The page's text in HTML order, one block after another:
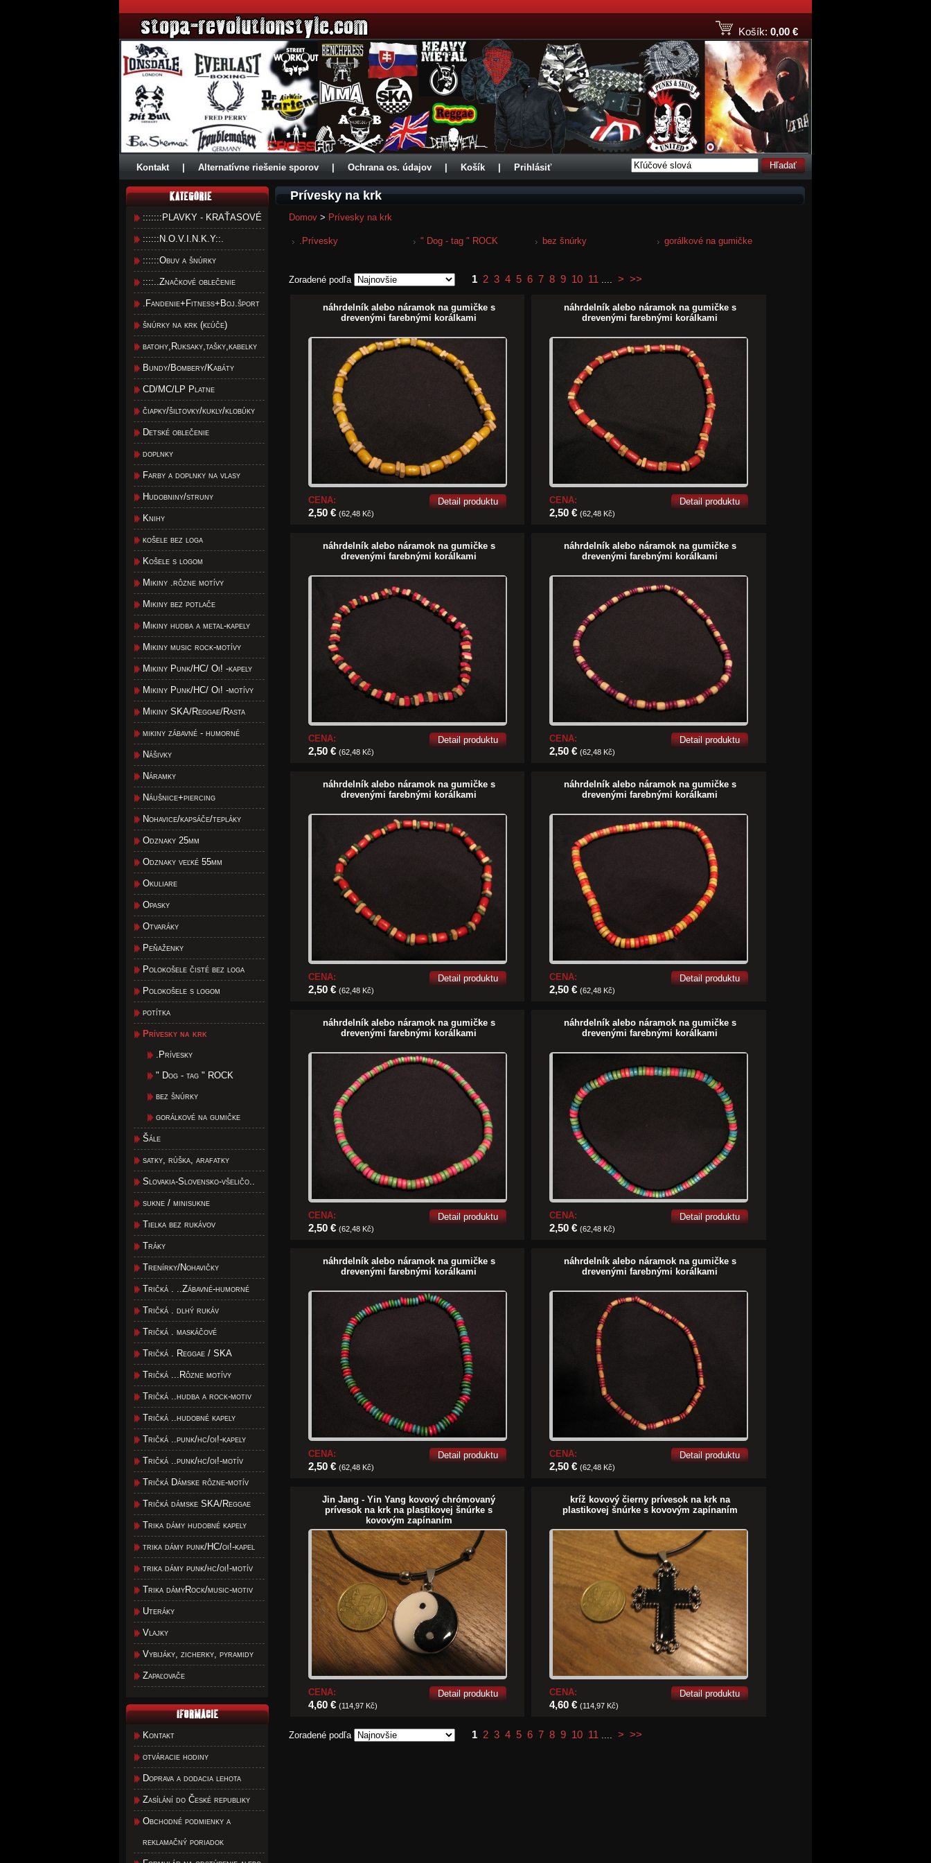
Košík: 0,00 €
Kontakt Alternatívne riešenie sporov Ochrana os. údajov Košík Prihlásiť Hľadať
:::::::PLAVKY - KRAŤASOVÉ
::::::N.O.V.I.N.K.Y::.
::::::Obuv a šnúrky
::::..Značkové oblečenie
.Fandenie+Fitness+Boj.šport
šnúrky na krk (kľúče)
batohy,Ruksaky,tašky,kabelky
Bundy/Bombery/Kabáty
CD/MC/LP Platne
čiapky/šiltovky/kukly/klobúky
Detské oblečenie
doplnky
Farby a doplnky na vlasy
Hudobniny/struny
Knihy
košele bez loga
Košele s logom
Mikiny .rôzne motívy
Mikiny bez potlače
Mikiny hudba a metal-kapely
Mikiny music rock-motívy
Mikiny Punk/HC/ Oi! -kapely
Mikiny Punk/HC/ Oi! -motívy
Mikiny SKA/Reggae/Rasta
mikiny zábavné - humorné
Nášivky
Náramky
Náušnice+piercing
Nohavice/kapsáče/tepláky
Odznaky 25mm
Odznaky veľké 55mm
Okuliare
Opasky
Otvaráky
Peňaženky
Polokošele čisté bez loga
Polokošele s logom
potítka
Prívesky na krk
.Prívesky
" Dog - tag " ROCK
bez šnúrky
gorálkové na gumičke
Šále
satky, rúška, arafatky
Slovakia-Slovensko-všeličo..
sukne / minisukne
Tielka bez rukávov
Tráky
Trenírky/Nohavičky
Tričká . ..Zábavné-humorné
Tričká . dlhý rukáv
Tričká . maskáčové
Tričká . Reggae / SKA
Tričká ...Rôzne motívy
Tričká ..hudba a rock-motiv
Tričká ..hudobné kapely
Tričká ..punk/hc/oi!-kapely
Tričká ..punk/hc/oi!-motív
Tričká Dámske rôzne-motív
Tričká dámske SKA/Reggae
Trika dámy hudobné kapely
trika dámy punk/HC/oi!-kapel
trika dámy punk/hc/oi!-motív
Trika dámyRock/music-motiv
Uteráky
Vlajky
Vybijáky, zicherky, pyramidy
Zapaľovače
Kontakt
otváracie hodiny
Doprava a dodacia lehota
Zasílání do České republiky
Obchodné podmienky a
reklamačný poriadok
Prívesky na krk
Domov > Prívesky na krk
.Prívesky " Dog - tag " ROCK bez šnúrky gorálkové na gumičke
Zoradené podľa 1 2 3 4 5 6 7 8 9 10 11 .... > >>
náhrdelník alebo náramok na gumičke s
drevenými farebnými korálkami
CENA:
2,50 € (62,48 Kč)
Detail produktu
náhrdelník alebo náramok na gumičke s
drevenými farebnými korálkami
CENA:
2,50 €(62,48 Kč)
Detail produktu
náhrdelník alebo náramok na gumičke s
drevenými farebnými korálkami
CENA:
2,50 € (62,48 Kč)
Detail produktu
náhrdelník alebo náramok na gumičke s
drevenými farebnými korálkami
CENA:
2,50 €(62,48 Kč)
Detail produktu
náhrdelník alebo náramok na gumičke s
drevenými farebnými korálkami
CENA:
2,50 € (62,48 Kč)
Detail produktu
náhrdelník alebo náramok na gumičke s
drevenými farebnými korálkami
CENA:
2,50 €(62,48 Kč)
Detail produktu
náhrdelník alebo náramok na gumičke s
drevenými farebnými korálkami
CENA:
2,50 € (62,48 Kč)
Detail produktu
náhrdelník alebo náramok na gumičke s
drevenými farebnými korálkami
CENA:
2,50 €(62,48 Kč)
Detail produktu
náhrdelník alebo náramok na gumičke s
drevenými farebnými korálkami
CENA:
2,50 € (62,48 Kč)
Detail produktu
náhrdelník alebo náramok na gumičke s
drevenými farebnými korálkami
CENA:
2,50 €(62,48 Kč)
Detail produktu
Jin Jang - Yin Yang kovový chrómovaný
prívesok na krk na plastikovej šnúrke s
kovovým zapínaním
CENA:
4,60 € (114,97 Kč)
Detail produktu
kríž kovový čierny prívesok na krk na
plastikovej šnúrke s kovovým zapínaním
CENA:
4,60 €(114,97 Kč)
Detail produktu
Zoradené podľa 1 2 3 4 5 6 7 8 9 10 11 .... > >>